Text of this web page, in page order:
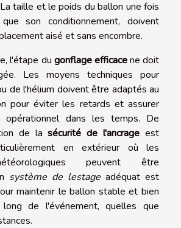
taille et le poids du ballon une fois
son conditionnement, doivent
aisé et sans encombre.
l'étape du gonflage efficacene doit
Les moyens techniques pour
de l'hélium doivent être adaptés au
pour éviter les retards et assurer
dans les temps. De
de lasécurité de l'ancrage est
en extérieur où les
peuvent être
système de lestage adéquat est
maintenir le ballon stable et bien
de l'événement, quelles que